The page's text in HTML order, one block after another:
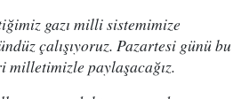
gazı milli sistemimize
çalışıyoruz. Pazartesi günü bu
milletimizle paylaşacağız.